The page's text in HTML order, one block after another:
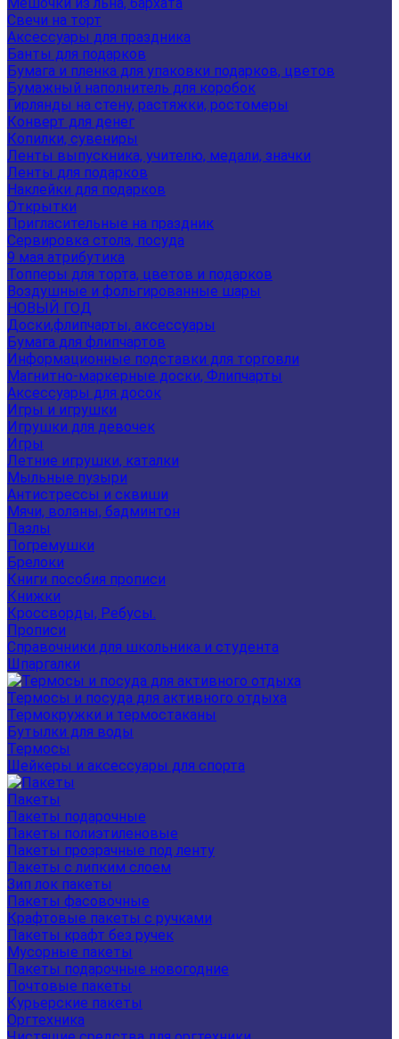
Свечи на торт
Аксессуары для праздника
Банты для подарков
Бумага и пленка для упаковки подарков, цветов
Бумажный наполнитель для коробок
Гирлянды на стену, растяжки, ростомеры
Конверт для денег
Копилки, сувениры
Ленты выпускника, учителю, медали, значки
Ленты для подарков
Наклейки для подарков
Открытки
Пригласительные на праздник
Сервировка стола, посуда
9 мая атрибутика
Топперы для торта, цветов и подарков
Воздушные и фольгированные шары
НОВЫЙ ГОД
Доски,флипчарты, аксессуары
Бумага для флипчартов
Информационные подставки для торговли
Магнитно-маркерные доски, Флипчарты
Аксессуары для досок
Игры и игрушки
Игрушки для девочек
Игры
Летние игрушки, каталки
Мыльные пузыри
Антистрессы и сквиши
Мячи, воланы, бадминтон
Пазлы
Погремушки
Брелоки
Книги пособия прописи
Книжки
Кроссворды, Ребусы.
Прописи
Справочники для школьника и студента
Шпаргалки
Термосы и посуда для активного отдыха
Термокружки и термостаканы
Бутылки для воды
Термосы
Шейкеры и аксессуары для спорта
Пакеты
Пакеты подарочные
Пакеты полиэтиленовые
Пакеты прозрачные под ленту
Пакеты с липким слоем
Зип лок пакеты
Пакеты фасовочные
Крафтовые пакеты с ручками
Пакеты крафт без ручек
Мусорные пакеты
Пакеты подарочные новогодние
Почтовые пакеты
Курьерские пакеты
Оргтехника